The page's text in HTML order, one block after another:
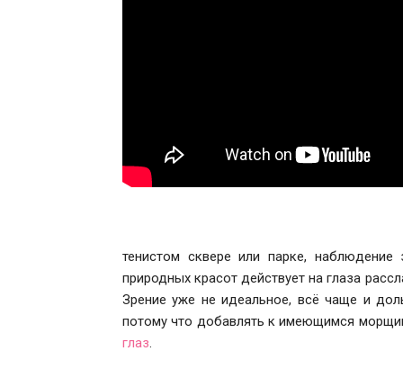
тенистом сквере или парке, наблюдение
природных красот действует на глаза
Зрение уже не идеальное, всё чаще и
потому что добавлять к имеющимся
глаз.